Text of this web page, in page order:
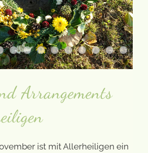
Arrangements
ist mit Allerheiligen ein